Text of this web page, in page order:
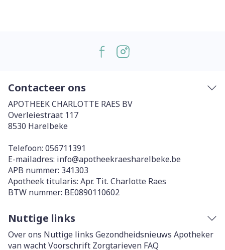
Contacteer ons
APOTHEEK CHARLOTTE RAES BV
Overleiestraat 117
8530 Harelbeke
Telefoon: 056711391
E-mailadres: info@apotheekraesharelbeke.be
APB nummer: 341303
Apotheek titularis: Apr. Tit. Charlotte Raes
BTW nummer: BE0890110602
Nuttige links
Over ons Nuttige links Gezondheidsnieuws Apotheker
van wachtVoorschrift Zorgtarieven FAQ